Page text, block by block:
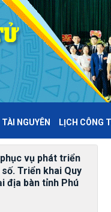
TÀI NGUYÊN LỊCH CÔNG
vụ phát triển
Triển khai Quy
địa bàn tỉnh Phú